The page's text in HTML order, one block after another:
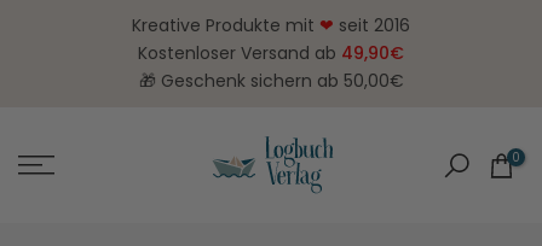
Kreative Produkte mit ❤ seit 2016
Kostenloser Versand ab 49,90€
🎁 Geschenk sichern ab 50,00€
0